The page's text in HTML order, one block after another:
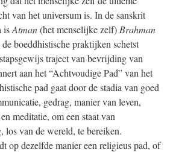
van het universum is. In de sanskrit
isAtman(het menselijke zelf) Brahman
boeddhistische praktijken schetst
traject van bevrijding van
aan het “Achtvoudige Pad” van het
pad gaat door de stadia van goed
gedrag, manier van leven,
meditatie, om een staat van
van de wereld, te bereiken.
op dezelfde manier een religieus pad, of